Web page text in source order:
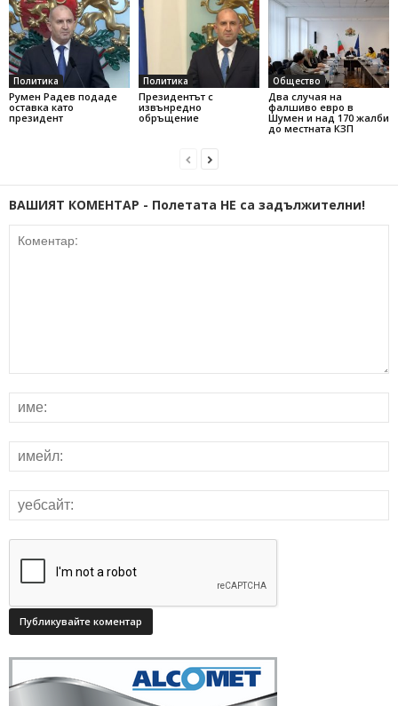
Политика
Румен Радев подаде
оставка като
президент
Политика
Президентът с
извънредно
обръщение
Общество
Два случая на
фалшиво евро в
Шумен и над 170 жалби
до местната КЗП
ВАШИЯТ КОМЕНТАР - Полетата НЕ са задължителни!